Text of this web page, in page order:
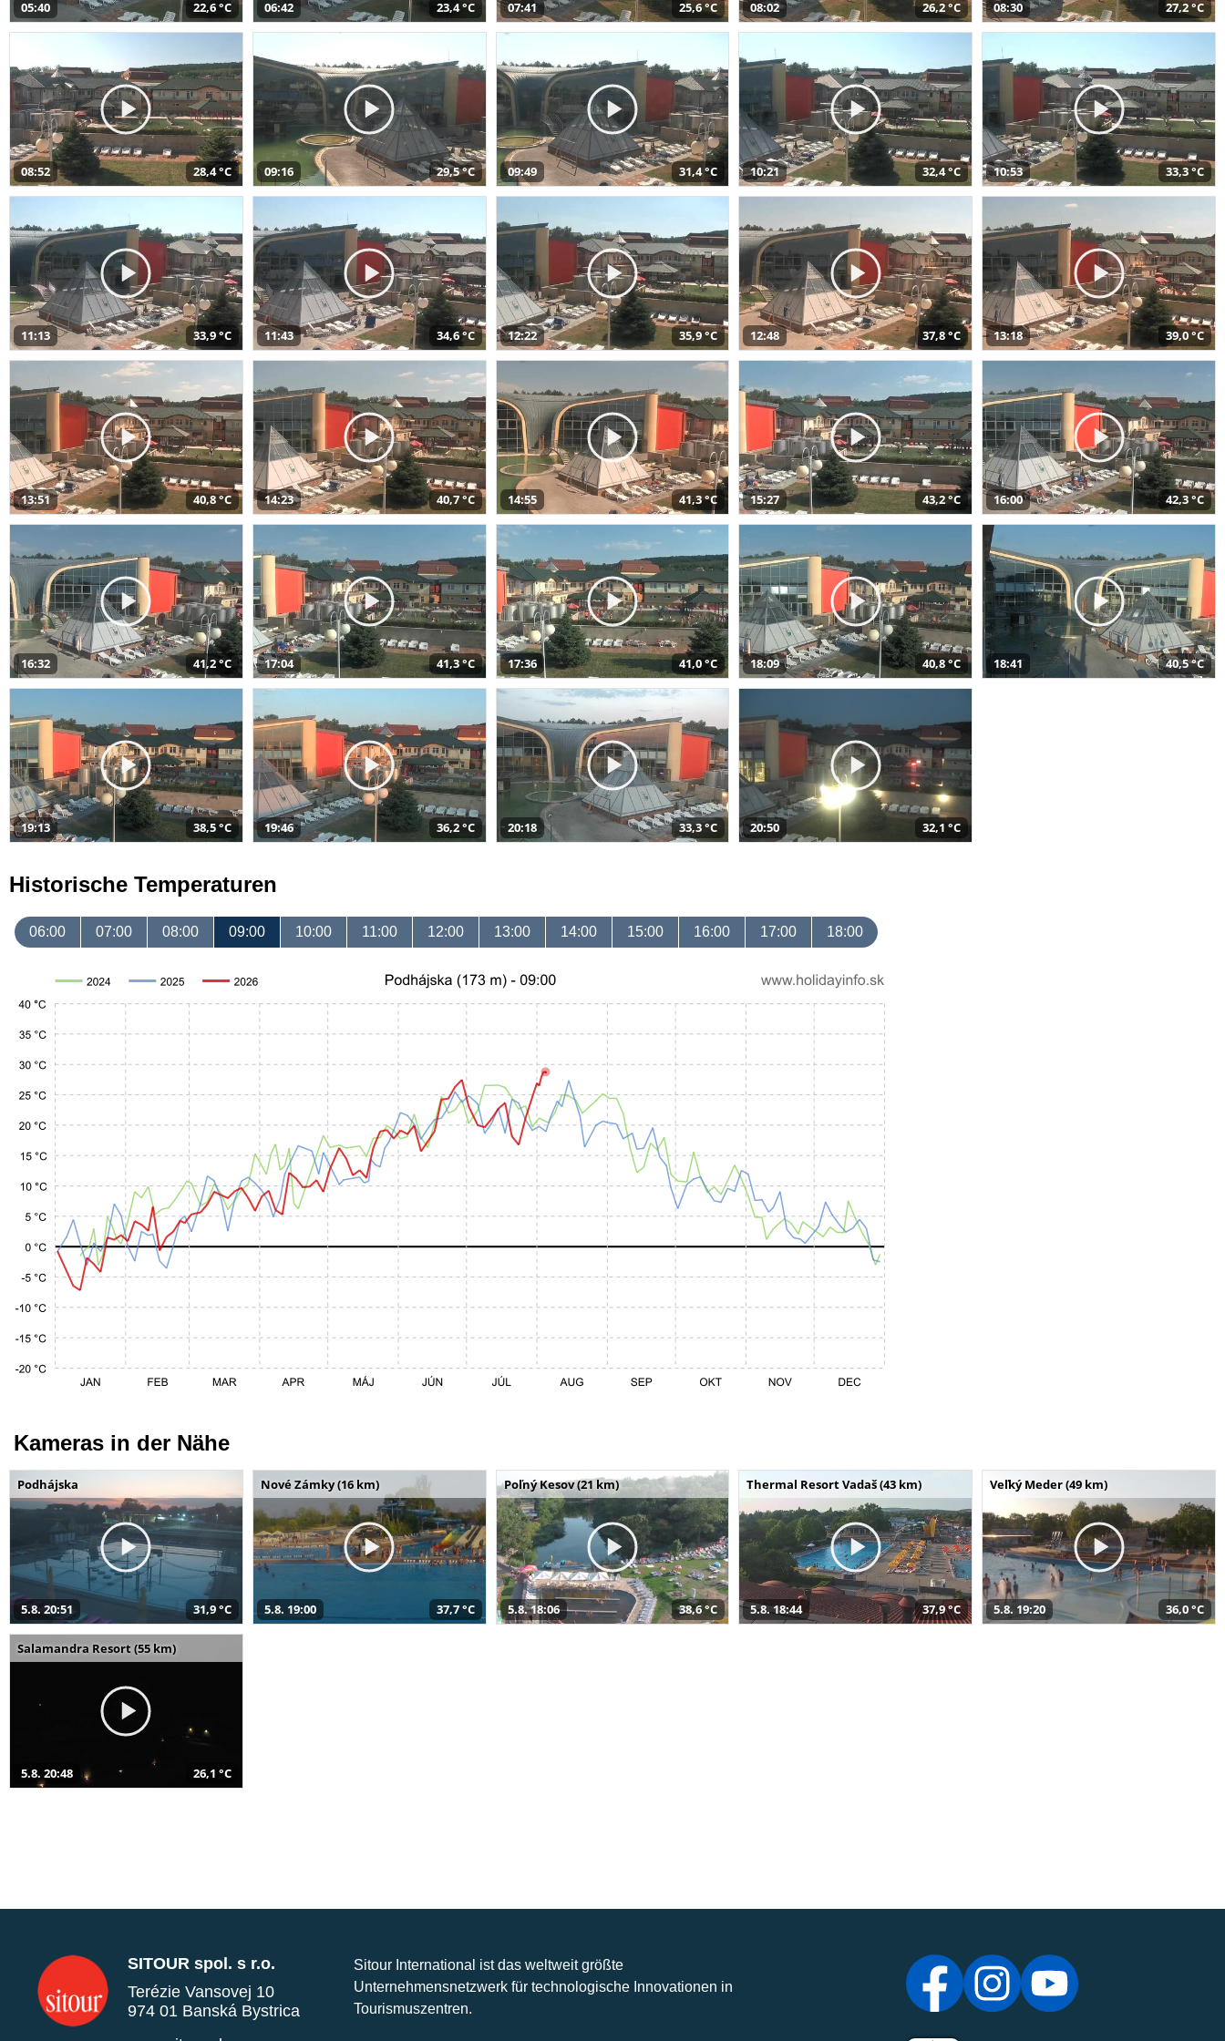
05:40 22,6 °C 06:42 23,4 °C 07:41 25,6 °C 08:02 26,2 °C 08:30 27,2 °C
08:52 28,4 °C 09:16 29,5 °C 09:49 31,4 °C 10:21 32,4 °C 10:53 33,3 °C
11:13 33,9 °C 11:43 34,6 °C 12:22 35,9 °C 12:48 37,8 °C 13:18 39,0 °C
13:51 40,8 °C 14:23 40,7 °C 14:55 41,3 °C 15:27 43,2 °C 16:00 42,3 °C
16:32 41,2 °C 17:04 41,3 °C 17:36 41,0 °C 18:09 40,8 °C 18:41 40,5 °C
19:13 38,5 °C 19:46 36,2 °C 20:18 33,3 °C 20:50 32,1 °C
Historische Temperaturen
06:00 07:00 08:00 09:00 10:00 11:00 12:00 13:00 14:00 15:00 16:00 17:00 18:00
Kameras in der Nähe
Podhájska
5.8. 20:51 31,9 °C
Nové Zámky (16 km)
5.8. 19:00 37,7 °C
Poľný Kesov (21 km)
5.8. 18:06 38,6 °C
Thermal Resort Vadaš (43 km)
5.8. 18:44 37,9 °C
Veľký Meder (49 km)
5.8. 19:20 36,0 °C
Salamandra Resort (55 km)
5.8. 20:48 26,1 °C
SITOUR spol. s r.o.
Terézie Vansovej 10
974 01 Banská Bystrica
Sitour International ist das weltweit größte
Unternehmensnetzwerk für technologische Innovationen in
Tourismuszentren.